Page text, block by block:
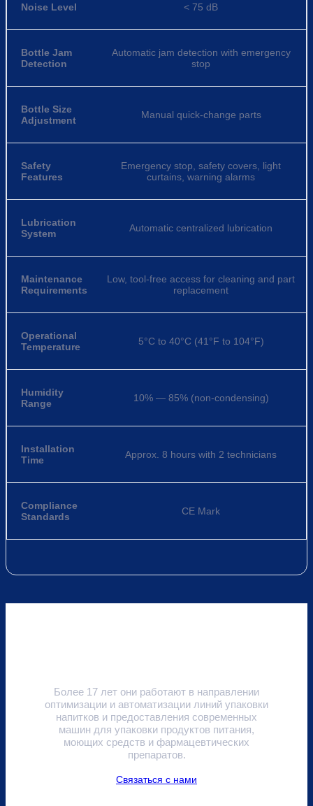
Noise Level < 75 dB
Bottle Jam
Detection
Automatic jam detection with emergency
stop
Bottle Size
Adjustment
Manual quick-change parts
Safety
Features
Emergency stop, safety covers, light
curtains, warning alarms
Lubrication
System
Automatic centralized lubrication
Maintenance
Requirements
Low, tool-free access for cleaning and part
replacement
Operational
Temperature
5°C to 40°C (41°F to 104°F)
Humidity
Range
10% — 85% (non-condensing)
Installation
Time
Approx. 8 hours with 2 technicians
Compliance
Standards
CE Mark
Более 17 лет они работают в направлении
оптимизации и автоматизации линий упаковки
напитков и предоставления современных
машин для упаковки продуктов питания,
моющих средств и фармацевтических
препаратов.
Связаться с нами